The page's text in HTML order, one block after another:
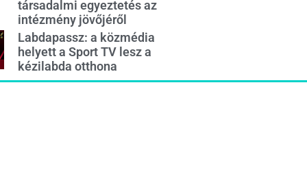
társadalmi egyeztetés az
intézmény jövőjéről
Labdapassz: a közmédia
helyett a Sport TV lesz a
kézilabda otthona